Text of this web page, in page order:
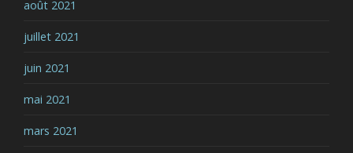
août 2021
juillet 2021
juin 2021
mai 2021
mars 2021